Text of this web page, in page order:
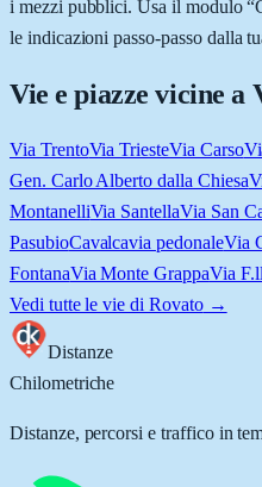
i mezzi pubblici. Usa il modulo
le indicazioni passo-passo dalla
Vie e piazze vicine a
Via TrentoVia TriesteVia Carso
Gen. Carlo Alberto dalla Chiesa
MontanelliVia SantellaVia San
PasubioCavalcavia pedonaleVia
FontanaVia Monte GrappaVia
Vedi tutte le vie di Rovato→
Distanze
Chilometriche
Distanze, percorsi e traffico in